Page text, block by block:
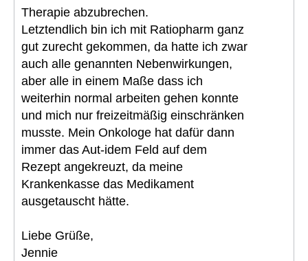
Therapie abzubrechen.
Letztendlich bin ich mit Ratiopharm ganz
gut zurecht gekommen, da hatte ich zwar
auch alle genannten Nebenwirkungen,
aber alle in einem Maße dass ich
weiterhin normal arbeiten gehen konnte
und mich nur freizeitmäßig einschränken
musste. Mein Onkologe hat dafür dann
immer das Aut-idem Feld auf dem
Rezept angekreuzt, da meine
Krankenkasse das Medikament
ausgetauscht hätte.
Liebe Grüße,
Jennie